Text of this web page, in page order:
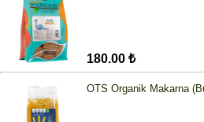
180.00 ₺
OTS Organik Makarna